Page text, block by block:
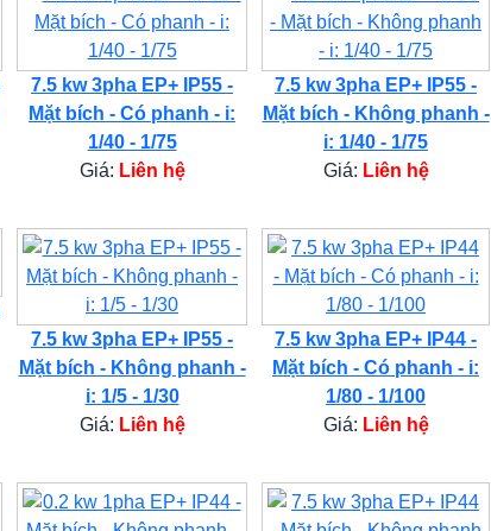
7.5 kw 3pha EP+ IP55 -
Mặt bích - Có phanh - i:
1/40 - 1/75
Giá: Liên hệ
7.5 kw 3pha EP+ IP55 -
Mặt bích - Không phanh -
i: 1/40 - 1/75
Giá: Liên hệ
7.5 kw 3pha EP+ IP55 -
Mặt bích - Không phanh -
i: 1/5 - 1/30
Giá: Liên hệ
7.5 kw 3pha EP+ IP44 -
Mặt bích - Có phanh - i:
1/80 - 1/100
Giá: Liên hệ